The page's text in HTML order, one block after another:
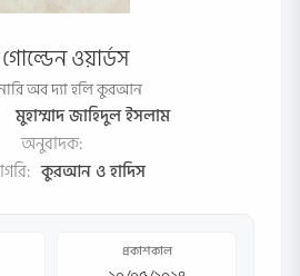
গোল্ডেন ওয়ার্ডস
অব দ্যা হলি কুরআন
মুহাম্মাদ জাহিদুল ইসলাম
অনুবাদক:
কুরআন ও হাদিস
প্রকাশকাল